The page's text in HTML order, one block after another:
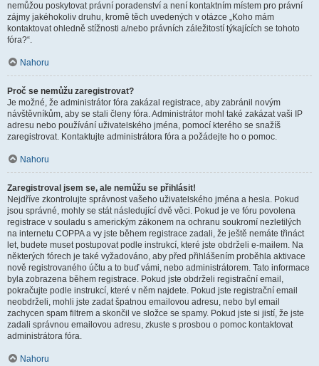
nemůžou poskytovat právní poradenství a není kontaktním místem pro právní
zájmy jakéhokoliv druhu, kromě těch uvedených v otázce „Koho mám
kontaktovat ohledně stížnosti a/nebo právních záležitostí týkajících se tohoto
fóra?“.
Nahoru
Proč se nemůžu zaregistrovat?
Je možné, že administrátor fóra zakázal registrace, aby zabránil novým
návštěvníkům, aby se stali členy fóra. Administrátor mohl také zakázat vaši IP
adresu nebo používání uživatelského jména, pomocí kterého se snažíš
zaregistrovat. Kontaktujte administrátora fóra a požádejte ho o pomoc.
Nahoru
Zaregistroval jsem se, ale nemůžu se přihlásit!
Nejdříve zkontrolujte správnost vašeho uživatelského jména a hesla. Pokud
jsou správné, mohly se stát následující dvě věci. Pokud je ve fóru povolena
registrace v souladu s americkým zákonem na ochranu soukromí nezletilých
na internetu COPPA a vy jste během registrace zadali, že ještě nemáte třináct
let, budete muset postupovat podle instrukcí, které jste obdrželi e-mailem. Na
některých fórech je také vyžadováno, aby před přihlášením proběhla aktivace
nově registrovaného účtu a to buď vámi, nebo administrátorem. Tato informace
byla zobrazena během registrace. Pokud jste obdrželi registrační email,
pokračujte podle instrukcí, které v něm najdete. Pokud jste registrační email
neobdrželi, mohli jste zadat špatnou emailovou adresu, nebo byl email
zachycen spam filtrem a skončil ve složce se spamy. Pokud jste si jistí, že jste
zadali správnou emailovou adresu, zkuste s prosbou o pomoc kontaktovat
administrátora fóra.
Nahoru